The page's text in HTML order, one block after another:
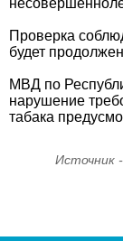
Проверка
будет
МВД по
нарушение
табака
Источник -